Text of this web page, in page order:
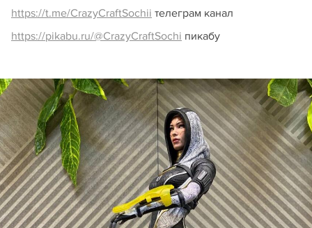
https://t.me/CrazyCraftSochii телеграм канал
https://pikabu.ru/@CrazyCraftSochi пикабу